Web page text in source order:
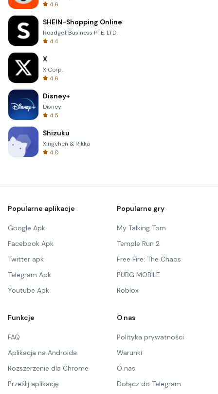
4.6
SHEIN-Shopping Online
Roadget Business PTE. LTD.
4.4
X
X Corp.
4.6
Disney+
Disney
4.5
Shizuku
Xingchen & Rikka
4.0
Popularne aplikacje
Google Apk
Facebook Apk
Twitter apk
Telegram Apk
Youtube Apk
Popularne gry
My Talking Tom
Temple Run 2
Free Fire: The Chaos
PUBG MOBILE
Roblox
Funkcje
FAQ
Aplikacja na Androida
Rozszerzenie dla Chrome
Prześlij aplikację
O nas
Polityka prywatności
Warunki
O nas
Dołącz do Telegram